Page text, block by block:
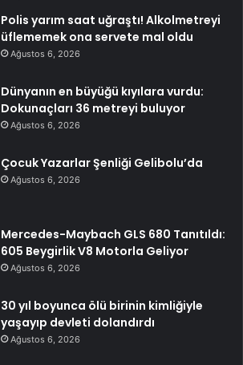
Polis yarım saat uğraştı! Alkolmetreyi
üflememek ona servete mal oldu
Ağustos 6, 2026
Dünyanın en büyüğü kıyılara vurdu:
Dokunaçları 36 metreyi buluyor
Ağustos 6, 2026
Çocuk Yazarlar Şenliği Gelibolu’da
Ağustos 6, 2026
Mercedes-Maybach GLS 680 Tanıtıldı:
605 Beygirlik V8 Motorla Geliyor
Ağustos 6, 2026
30 yıl boyunca ölü birinin kimliğiyle
yaşayıp devleti dolandırdı
Ağustos 6, 2026